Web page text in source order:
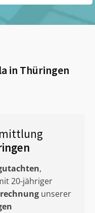
in Thüringen
,
20-jähriger
unserer